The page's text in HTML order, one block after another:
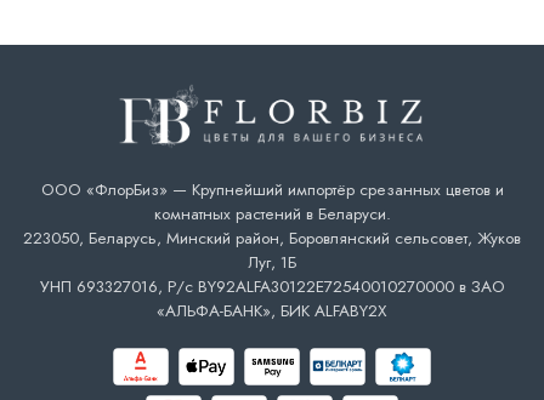
ООО «ФлорБиз» — Крупнейший импортёр срезанных цветов и
комнатных растений в Беларуси.
223050, Беларусь, Минский район, Боровлянский сельсовет, Жуков
Луг, 1Б
УНП 693327016, Р/с BY92ALFA30122E72540010270000 в ЗАО
«АЛЬФА-БАНК», БИК ALFABY2X